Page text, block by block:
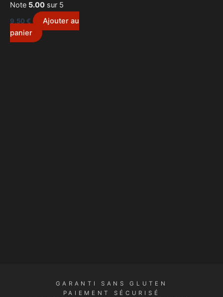
Note 5.00 sur 5
9,50 €
Ajouter au
panier
GARANTI SANS GLUTEN
PAIEMENT SÉCURISÉ